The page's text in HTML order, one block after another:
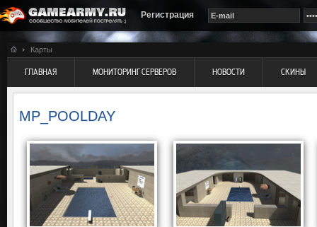
Регистрация
Карты
ГЛАВНАЯ МОНИТОРИНГ СЕРВЕРОВ НОВОСТИ СКИНЫ
MP_POOLDAY